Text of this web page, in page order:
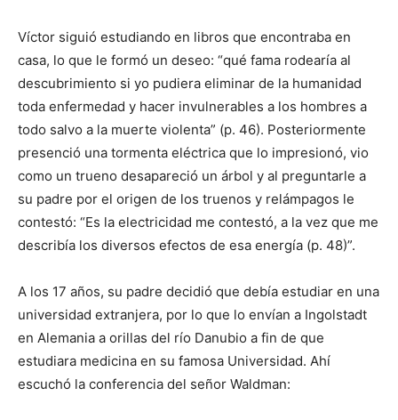
Víctor siguió estudiando en libros que encontraba en
casa, lo que le formó un deseo: “qué fama rodearía al
descubrimiento si yo pudiera eliminar de la humanidad
toda enfermedad y hacer invulnerables a los hombres a
todo salvo a la muerte violenta” (p. 46). Posteriormente
presenció una tormenta eléctrica que lo impresionó, vio
como un trueno desapareció un árbol y al preguntarle a
su padre por el origen de los truenos y relámpagos le
contestó: “Es la electricidad me contestó, a la vez que me
describía los diversos efectos de esa energía (p. 48)”.
A los 17 años, su padre decidió que debía estudiar en una
universidad extranjera, por lo que lo envían a Ingolstadt
en Alemania a orillas del río Danubio a fin de que
estudiara medicina en su famosa Universidad. Ahí
escuchó la conferencia del señor Waldman: